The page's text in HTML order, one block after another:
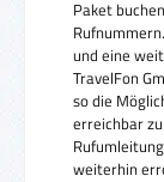
Paket
und eine
TravelFon
so die
erreichbar
weiterhin